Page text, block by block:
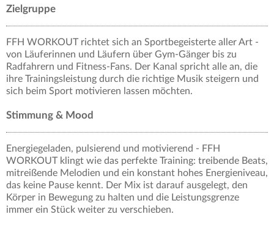
Zielgruppe
FFH WORKOUT richtet sich an Sportbegeisterte aller Art -
von Läuferinnen und Läufern über Gym-Gänger bis zu
Radfahrern und Fitness-Fans. Der Kanal spricht alle an, die
ihre Trainingsleistung durch die richtige Musik steigern und
sich beim Sport motivieren lassen möchten.
Stimmung & Mood
Energiegeladen, pulsierend und motivierend - FFH
WORKOUT klingt wie das perfekte Training: treibende Beats,
mitreißende Melodien und ein konstant hohes Energieniveau,
das keine Pause kennt. Der Mix ist darauf ausgelegt, den
Körper in Bewegung zu halten und die Leistungsgrenze
immer ein Stück weiter zu verschieben.